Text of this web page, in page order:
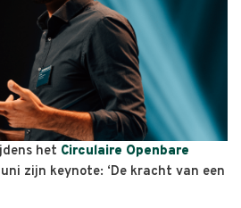
het Circulaire Openbare
zijn keynote: ‘De kracht van een